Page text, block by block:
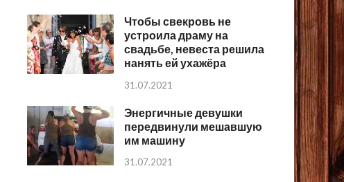
Чтобы свекровь не
устроила драму на
свадьбе, невеста решила
нанять ей ухажёра
31.07.2021
Энергичные девушки
передвинули мешавшую
им машину
31.07.2021